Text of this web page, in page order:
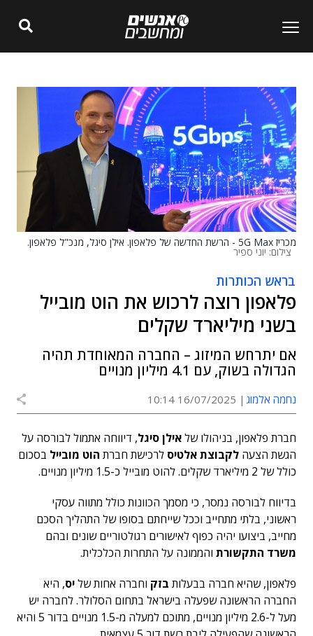
מכריז 5G Max - הרשת החדשה של פלאפון. אילן סיגל, מנכ"ל פלאפון.
צילום: יוני ספיר
בראש הכותרות
פלאפון רוצה לרכוש את הוט מובייל
בשני מיליארד שקלים
אם יתרחש המיזוג – החברה המאוחדת תהיה
הגדולה בשוק, עם 4.1 מיליון מנויים
נחמה אלמוג 16/07/2025 10:14
חברת פלאפון, בניהולו שלאילן סיגל, דיווחה אתמול לבורסה על
הגשת הצעה לקבוצת אלטיס לרכישת חברת הוט מובייל בסכום
כולל של 2 מיליארד שקלים. להוט מובייל כ-1.5 מיליון מנויים.
בדיווח לבורסה נמסר, כי מסמך הכוונות כולל מתווה עסקי
ראשוני, בלתי מתחייב וככל שייחתם בסופו של התהליך הסכם
מחייב, ביצועו יהיה כפוף לאישורים רגולטוריים שונים ובהם
משרד התקשורת והממונה על התחרות הכלכלית.
פלאפון, שהיא חברה בבעלות בזק וחברה אחות שליס, היא
החברה הראשונה שפעלה בישראל בתחום הסלולר. לחברה יש
מעל ל-2.6 מיליון מנויים, מתוכם למעלה מ-1.5 מנויים בדור 5 והיא